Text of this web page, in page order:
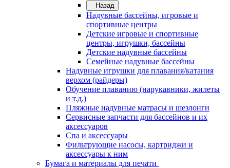
Назад
Надувные бассейны, игровые и
спортивные центры
Детские игровые и спортивные
центры, игрушки, бассейны
Детские надувные бассейны
Семейные надувные бассейны
Надувные игрушки для плавания/катания
верхом (райдеры)
Обучение плаванию (нарукавники, жилеты
и т.д.)
Пляжные надувные матрасы и шезлонги
Сервисные запчасти для бассейнов и их
аксессуаров
Спа и аксессуары
Фильтрующие насосы, картриджи и
аксессуары к ним
Бумага и материалы для печати